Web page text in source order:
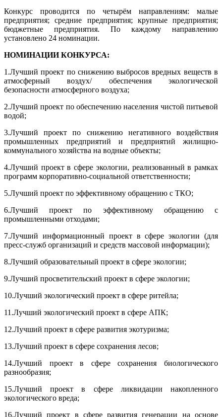
Конкурс проводится по четырём направлениям: малые
предприятия; средние предприятия; крупные предприятия;
бюджетные предприятия. По каждому направлению
установлено 24 номинации.
НОМИНАЦИИ КОНКУРСА:
1.Лучший проект по снижению выбросов вредных веществ в
атмосферный воздух/ обеспечения экологической
безопасности атмосферного воздуха;
2.Лучший проект по обеспечению населения чистой питьевой
водой;
3.Лучший проект по снижению негативного воздействия
промышленных предприятий и предприятий жилищно-
коммунального хозяйства на водные объекты;
4.Лучший проект в сфере экологии, реализованный в рамках
программ корпоративно-социальной ответственности;
5.Лучший проект по эффективному обращению с ТКО;
6.Лучший проект по эффективному обращению с
промышленными отходами;
7.Лучший информационный проект в сфере экологии (для
пресс-служб организаций и средств массовой информации);
8.Лучший образовательный проект в сфере экологии;
9.Лучший просветительский проект в сфере экологии;
10.Лучший экологический проект в сфере ритейла;
11.Лучший экологический проект в сфере АПК;
12.Лучший проект в сфере развития экотуризма;
13.Лучший проект в сфере сохранения лесов;
14.Лучший проект в сфере сохранения биологического
разнообразия;
15.Лучший проект в сфере ликвидации накопленного
экологического вреда;
16.Лучший проект в сфере развития генерации на основе